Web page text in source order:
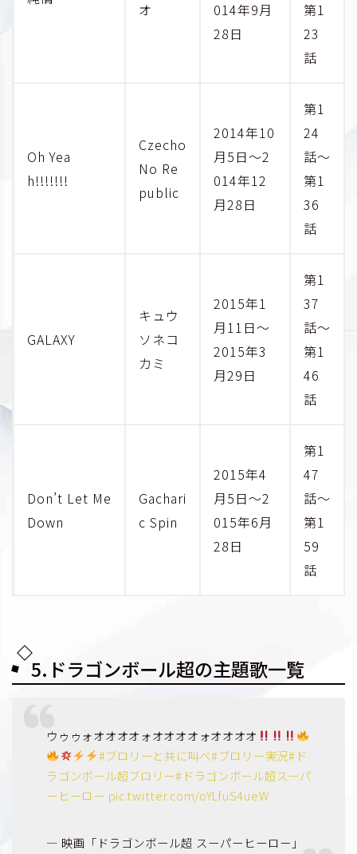
オ
014年9月
28日
第1
23
話
Oh Yea
h!!!!!!!
Czecho
No Re
public
2014年10
月5日～2
014年12
月28日
第1
24
話～
第1
36
話
GALAXY
キュウ
ソネコ
カミ
2015年1
月11日～
2015年3
月29日
第1
37
話～
第1
46
話
Don’t Let Me
Down
Gachari
c Spin
2015年4
月5日～2
015年6月
28日
第1
47
話～
第1
59
話
5.ドラゴンボール超の主題歌一覧
ウゥゥォオオオオォオオオオォオオオオ
#ブロリーと共に叫べ#ブロリー実況#ド
ラゴンボール超ブロリー#ドラゴンボール超スーパ
ーヒーロー pic.twitter.com/oYLfuS4ueW
— 映画「ドラゴンボール超 スーパーヒーロー」